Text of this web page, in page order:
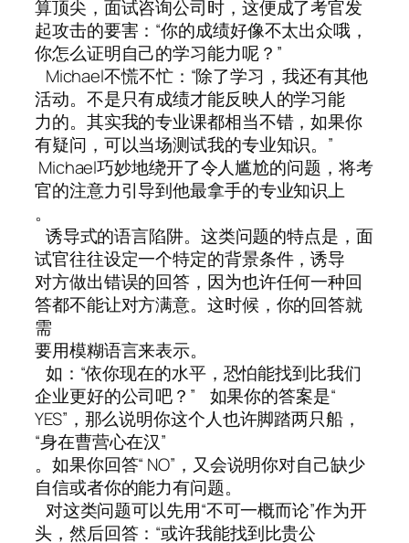
算顶尖，面试咨询公司时，这便成了考官发
起攻击的要害：“你的成绩好像不太出众哦，
你怎么证明自己的学习能力呢？”
Michael不慌不忙：“除了学习，我还有其他
活动。不是只有成绩才能反映人的学习能
力的。其实我的专业课都相当不错，如果你
有疑问，可以当场测试我的专业知识。”
Michael巧妙地绕开了令人尴尬的问题，将考
官的注意力引导到他最拿手的专业知识上
。
诱导式的语言陷阱。这类问题的特点是，面
试官往往设定一个特定的背景条件，诱导
对方做出错误的回答，因为也许任何一种回
答都不能让对方满意。这时候，你的回答就
需
要用模糊语言来表示。
如：“依你现在的水平，恐怕能找到比我们
企业更好的公司吧？” 如果你的答案是“
YES”，那么说明你这个人也许脚踏两只船，
“身在曹营心在汉”
。如果你回答“ NO”，又会说明你对自己缺少
自信或者你的能力有问题。
对这类问题可以先用“不可一概而论”作为开
头，然后回答：“或许我能找到比贵公